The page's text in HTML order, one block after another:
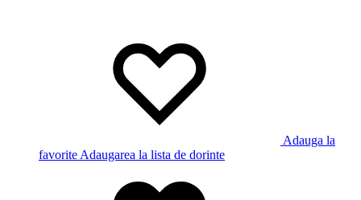
Adauga la
favorite Adaugarea la lista de dorinte